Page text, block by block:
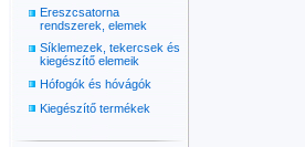
Ereszcsatorna
rendszerek, elemek
Síklemezek, tekercsek és
kiegészítő elemeik
Hófogók és hóvágók
Kiegészítő termékek